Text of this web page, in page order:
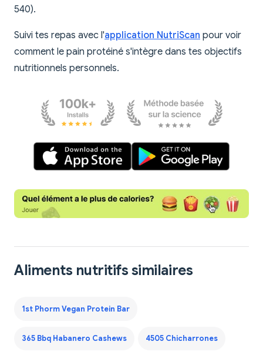
540).
Suivi tes repas avec l'application NutriScan pour voir
comment le pain protéiné s'intègre dans tes objectifs
nutritionnels personnels.
Aliments nutritifs similaires
1st Phorm Vegan Protein Bar
365 Bbq Habanero Cashews 4505 Chicharrones